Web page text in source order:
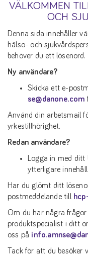
VÄLKOMMEN
OCH
Denna sida innehåller
hälso- och
behöver du ett lösenord.
Ny användare?
Skicka ett e-
se@danone.com
Använd din arbetsmail
yrkestillhörighet.
Redan användare?
Logga in med
ytterligare innehåll.
Har du glömt ditt
postmeddelande till
Om du har några
produktspecialist i ditt
oss på
Tack för att du besöker